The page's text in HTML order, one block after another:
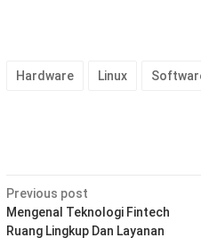
Hardware Linux
Post
navigation
Previous post
Mengenal Teknologi Fintech
Ruang Lingkup Dan Layanan